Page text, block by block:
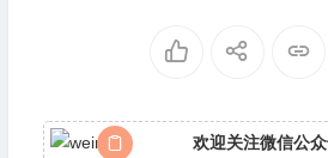
欢迎关注微信公